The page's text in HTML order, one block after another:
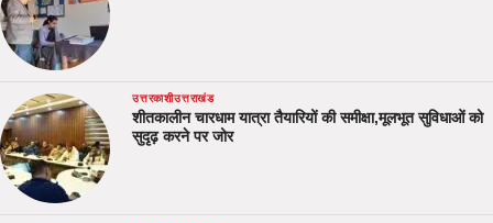
उत्तरकाशीउत्तराखंड
शीतकालीन चारधाम यात्रा तैयारियों की समीक्षा,मूलभूत सुविधाओं को
सुदृढ़ करने पर जोर